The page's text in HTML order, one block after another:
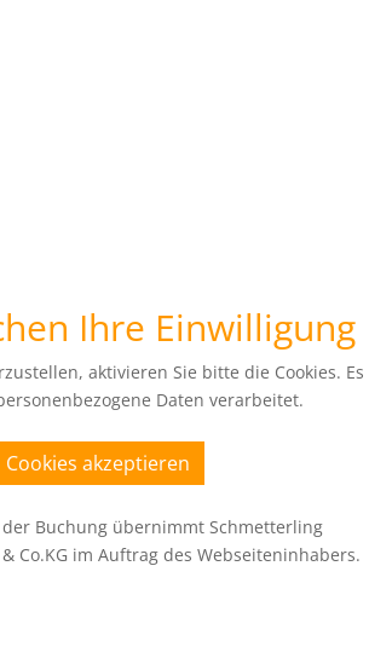
Ihre Einwilligung
aktivieren Sie bitte die Cookies. Es
Daten verarbeitet.
Cookies akzeptieren
Buchung übernimmt Schmetterling
Co.KG im Auftrag des Webseiteninhabers.